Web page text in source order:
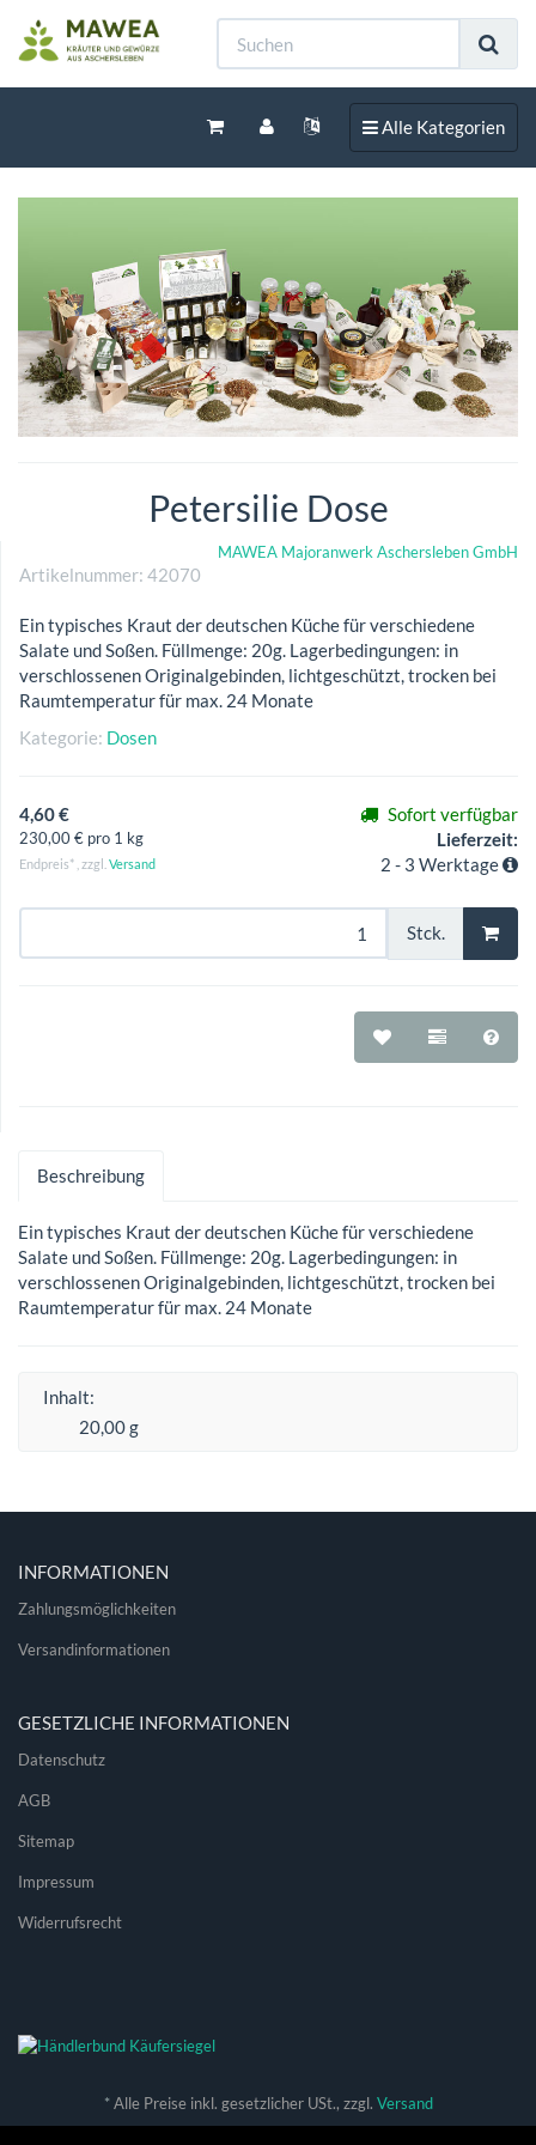
Toggle navigation
Alle Kategorien
Petersilie Dose
MAWEA Majoranwerk Aschersleben GmbH
Artikelnummer: 42070
Ein typisches Kraut der deutschen Küche für verschiedene
Salate und Soßen. Füllmenge: 20g. Lagerbedingungen: in
verschlossenen Originalgebinden, lichtgeschützt, trocken bei
Raumtemperatur für max. 24 Monate
Kategorie: Dosen
4,60 €
230,00 € pro 1 kg
Endpreis* , zzgl. Versand
Sofort verfügbar
Lieferzeit:
2 - 3 Werktage
Stck.
Beschreibung
Ein typisches Kraut der deutschen Küche für verschiedene
Salate und Soßen. Füllmenge: 20g. Lagerbedingungen: in
verschlossenen Originalgebinden, lichtgeschützt, trocken bei
Raumtemperatur für max. 24 Monate
Inhalt:
20,00 g
INFORMATIONEN
Zahlungsmöglichkeiten
Versandinformationen
GESETZLICHE INFORMATIONEN
Datenschutz
AGB
Sitemap
Impressum
Widerrufsrecht
*Alle Preise inkl. gesetzlicher USt., zzgl. Versand